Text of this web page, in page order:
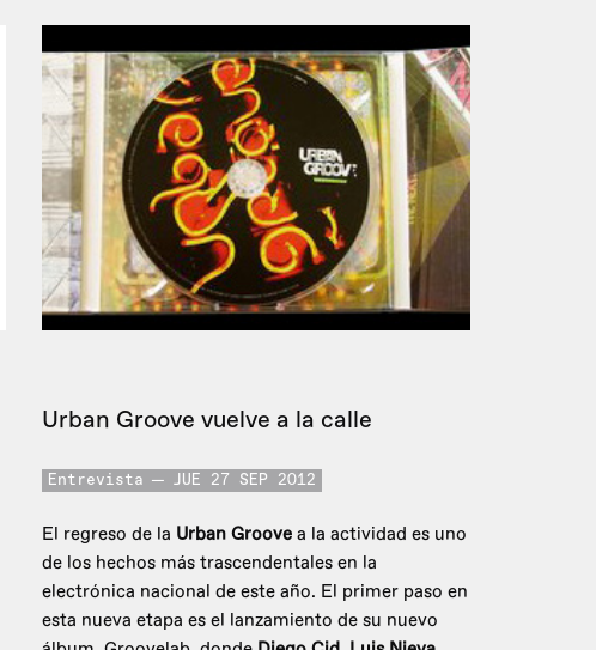
Urban Groove vuelve a la calle
Entrevista JUE 27 SEP 2012
El regreso de la Urban Groove a la actividad es uno
de los hechos más trascendentales en la
electrónica nacional de este año. El primer paso en
esta nueva etapa es el lanzamiento de su nuevo